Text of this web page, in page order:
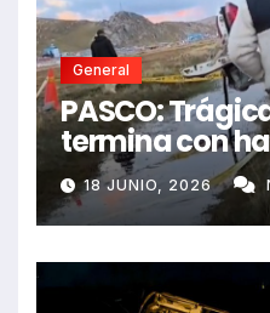
General
PASCO:
termina con
sin vida en
18 JUNIO, 2026